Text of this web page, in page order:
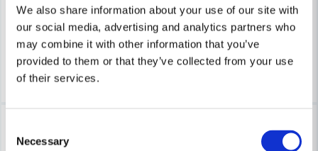
We also share information about your use of our site with
our social media, advertising and analytics partners who
may combine it with other information that you’ve
provided to them or that they’ve collected from your use
of their services.
Selection
Necessary
157 kr
97 kr
Finns i Webblager
Köp
286 kr
221 kr
Leveranstid ifrån leverantör ca
3-7 arbetsdagar
Köp